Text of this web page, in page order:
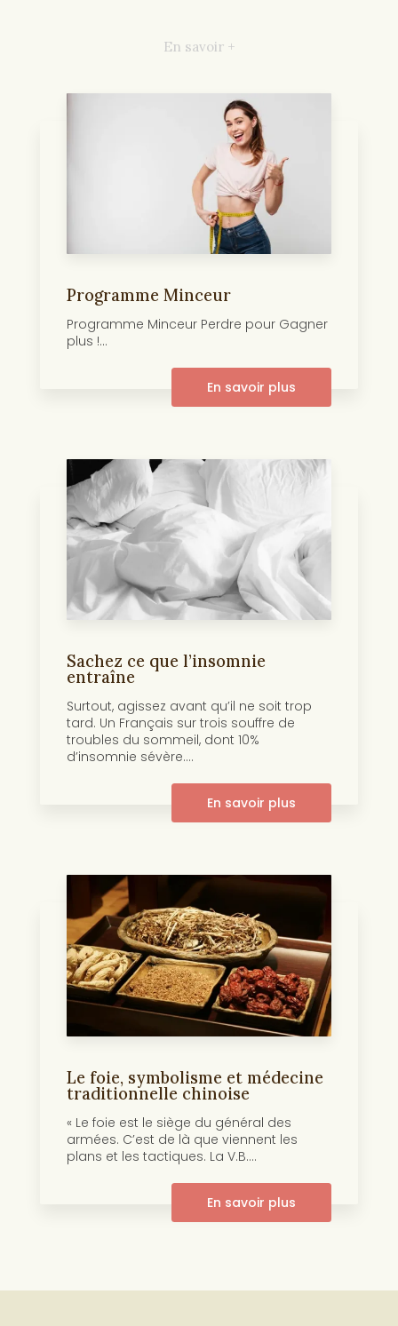
En savoir +
Programme Minceur
Programme Minceur Perdre pour Gagner
plus !...
En savoir plus
Sachez ce que l’insomnie
entraîne
Surtout, agissez avant qu’il ne soit trop
tard. Un Français sur trois souffre de
troubles du sommeil, dont 10%
d’insomnie sévère....
En savoir plus
Le foie, symbolisme et médecine
traditionnelle chinoise
« Le foie est le siège du général des
armées. C’est de là que viennent les
plans et les tactiques. La V.B....
En savoir plus